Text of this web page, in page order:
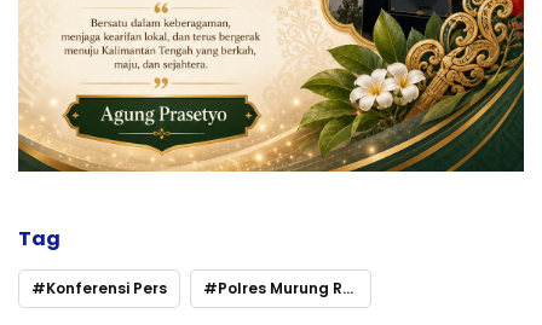
Tag
Konferensi Pers Polres Murung Raya Ungkap Kasus Tindak Pidana Korupsi Dana APBdes Olung Olu